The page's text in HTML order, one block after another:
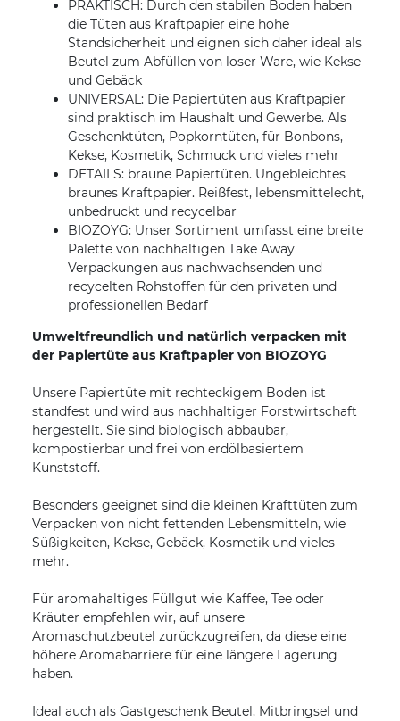
PRAKTISCH: Durch den stabilen Boden haben
die Tüten aus Kraftpapier eine hohe
Standsicherheit und eignen sich daher ideal als
Beutel zum Abfüllen von loser Ware, wie Kekse
und Gebäck
UNIVERSAL: Die Papiertüten aus Kraftpapier
sind praktisch im Haushalt und Gewerbe. Als
Geschenktüten, Popkorntüten, für Bonbons,
Kekse, Kosmetik, Schmuck und vieles mehr
DETAILS: braune Papiertüten. Ungebleichtes
braunes Kraftpapier. Reißfest, lebensmittelecht,
unbedruckt und recycelbar
BIOZOYG: Unser Sortiment umfasst eine breite
Palette von nachhaltigen Take Away
Verpackungen aus nachwachsenden und
recycelten Rohstoffen für den privaten und
professionellen Bedarf
Umweltfreundlich und natürlich verpacken mit
der Papiertüte aus Kraftpapier von BIOZOYG
Unsere Papiertüte mit rechteckigem Boden ist
standfest und wird aus nachhaltiger Forstwirtschaft
hergestellt. Sie sind biologisch abbaubar,
kompostierbar und frei von erdölbasiertem
Kunststoff.
Besonders geeignet sind die kleinen Krafttüten zum
Verpacken von nicht fettenden Lebensmitteln, wie
Süßigkeiten, Kekse, Gebäck, Kosmetik und vieles
mehr.
Für aromahaltiges Füllgut wie Kaffee, Tee oder
Kräuter empfehlen wir, auf unsere
Aromaschutzbeutel zurückzugreifen, da diese eine
höhere Aromabarriere für eine längere Lagerung
haben.
Ideal auch als Gastgeschenk Beutel, Mitbringsel und